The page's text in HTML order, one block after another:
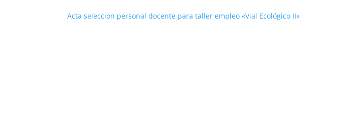
Acta seleccion personal docente para taller empleo «Vial Ecológico II»